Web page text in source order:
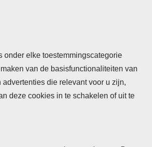
onder elke toestemmingscategorie
van de basisfunctionaliteiten van
die relevant voor u zijn,
deze cookies in te schakelen of uit te